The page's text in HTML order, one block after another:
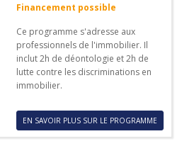
Financement possible
Ce programme s'adresse aux
professionnels de l'immobilier. Il
inclut 2h de déontologie et 2h de
lutte contre les discriminations en
immobilier.
EN SAVOIR PLUS SUR LE PROGRAMME